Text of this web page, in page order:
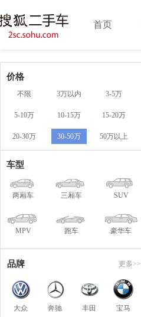
首页
价格
不限 3万以内 3-5万
5-10万 10-15万 15-20万
20-30万 30-50万 50万以上
车型
两厢车 三厢车 SUV
MPV 跑车 豪华车
品牌 更多>>
大众 奔驰 丰田 宝马